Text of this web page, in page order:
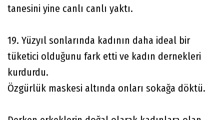
tanesini yine canlı canlı yaktı.
19. Yüzyıl sonlarında kadının daha ideal bir
tüketici olduğunu fark etti ve kadın dernekleri
kurdurdu.
Özgürlük maskesi altında onları sokağa döktü.